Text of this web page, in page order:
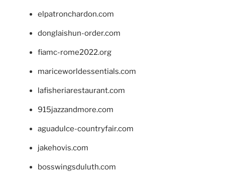
elpatronchardon.com
donglaishun-order.com
fiamc-rome2022.org
mariceworldessentials.com
lafisheriarestaurant.com
915jazzandmore.com
aguadulce-countryfair.com
jakehovis.com
bosswingsduluth.com